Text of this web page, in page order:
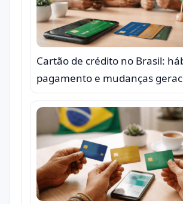
Cartão de crédito no Brasil:
pagamento e mudanças